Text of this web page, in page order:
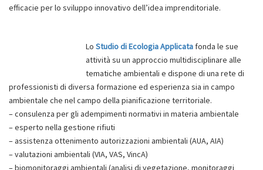
efficacie per lo sviluppo innovativo dell’idea imprenditoriale.
Lo Studio di Ecologia Applicata fonda le sue
attività su un approccio multidisciplinare alle
tematiche ambientali e dispone di una rete di
professionisti di diversa formazione ed esperienza sia in campo
ambientale che nel campo della pianificazione territoriale.
– consulenza per gli adempimenti normativi in materia ambientale
– esperto nella gestione rifiuti
– assistenza ottenimento autorizzazioni ambientali (AUA, AIA)
– valutazioni ambientali (VIA, VAS, VincA)
– biomonitoraggi ambientali (analisi di vegetazione, monitoraggi